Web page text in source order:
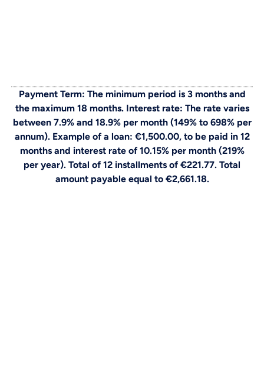
Payment Term: The minimum period is 3 months and
the maximum 18 months. Interest rate: The rate varies
between 7.9% and 18.9% per month (149% to 698% per
annum). Example of a loan: €1,500.00, to be paid in 12
months and interest rate of 10.15% per month (219%
per year). Total of 12 installments of €221.77. Total
amount payable equal to €2,661.18.